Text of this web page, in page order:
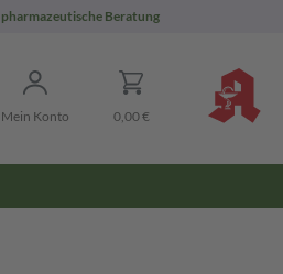
pharmazeutische Beratung
Mein Konto 0,00 €